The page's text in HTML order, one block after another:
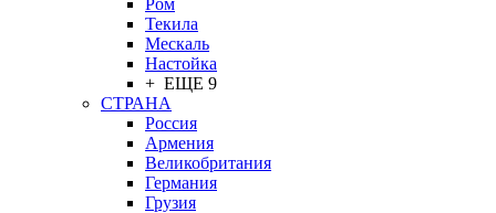
Ром
Текила
Мескаль
Настойка
+ ЕЩЕ 9
СТРАНА
Россия
Армения
Великобритания
Германия
Грузия